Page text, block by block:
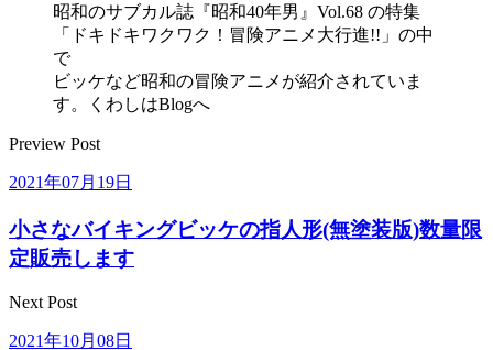
昭和のサブカル誌『昭和40年男』Vol.68 の特集
「ドキドキワクワク！冒険アニメ大行進!!」の中
で
ビッケなど昭和の冒険アニメが紹介されていま
す。くわしはBlogへ
Preview Post
2021年07月19日
小さなバイキングビッケの指人形(無塗装版)数量限
定販売します
Next Post
2021年10月08日